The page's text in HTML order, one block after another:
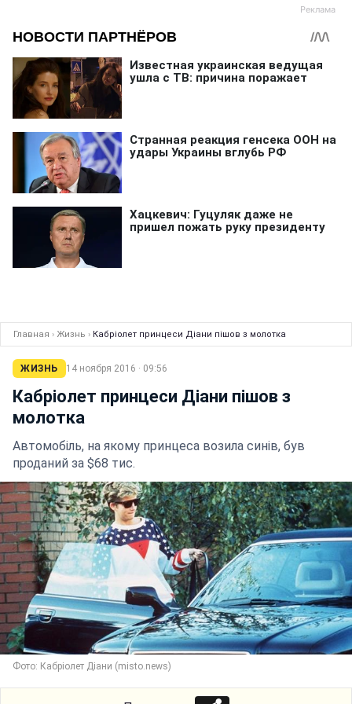
Главная › Жизнь › Кабріолет принцеси Діани пішов з молотка
ЖИЗНЬ 14 ноября 2016 · 09:56
Кабріолет принцеси Діани пішов з
молотка
Автомобіль, на якому принцеса возила синів, був
проданий за $68 тис.
Фото: Кабріолет Діани (misto.news)